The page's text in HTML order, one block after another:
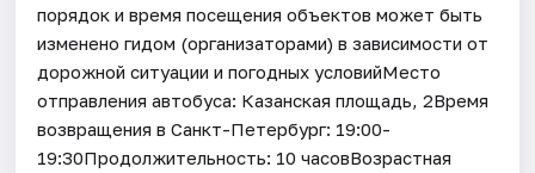
порядок и время посещения объектов может быть
изменено гидом (организаторами) в зависимости от
дорожной ситуации и погодных условийМесто
отправления автобуса: Казанская площадь, 2Время
возвращения в Санкт-Петербург: 19:00-
19:30Продолжительность: 10 часовВозрастная